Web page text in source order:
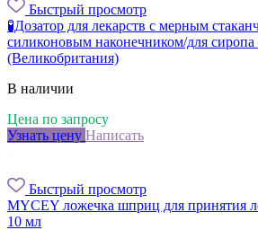
Быстрый просмотр
🧪Дозатор для лекарств с мерным
силиконовым наконечником/для сиропа
(Великобритания)
В наличии
Цена по запросу
Узнать цену Написать
Быстрый просмотр
MYCEY ложечка шприц для принятия
10 мл